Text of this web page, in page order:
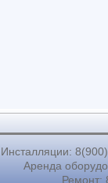
Аренда
Ремонт: